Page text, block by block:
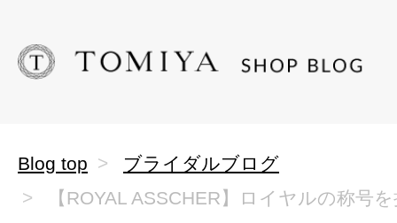
Blog top
ブライダルブログ
【ROYAL ASSCHER】ロイヤルの称号